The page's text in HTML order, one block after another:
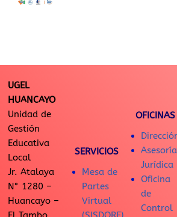
UGEL
HUANCAYO
Unidad de
Gestión
Educativa
Local
Jr. Atalaya
N° 1280 –
Huancayo –
SERVICIOS
Mesa de
Partes
Virtual
OFICINAS
Asesoría
Jurídica
Oficina
de
Control